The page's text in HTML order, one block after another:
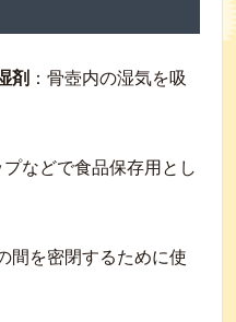
剤 ：骨壺内の湿気を吸
などで食品保存用とし
間を密閉するために使